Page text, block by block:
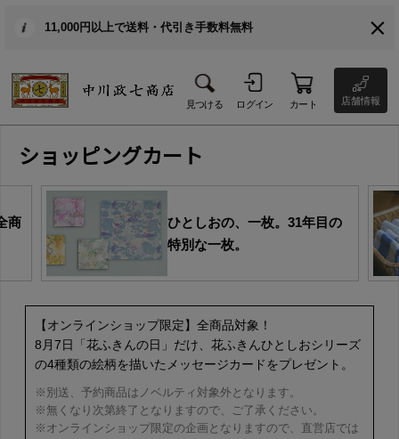
11,000円以上で送料・代引き手数料無料
見つける ログイン カート 店舗情報
ショッピングカート
商
ひとしおの、一枚。31年目の
特別な一枚。
【オンラインショップ限定】全商品対象！
8月7日「花ふきんの日」だけ、花ふきんひとしおシリーズ
の4種類の絵柄を描いたメッセージカードをプレゼント。
※別送、予約商品はノベルティ対象外となります。
※無くなり次第終了となりますので、ご了承ください。
※オンラインショップ限定の企画となりますので、直営店では